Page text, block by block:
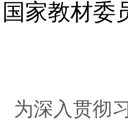
国家教材委
为深入贯彻